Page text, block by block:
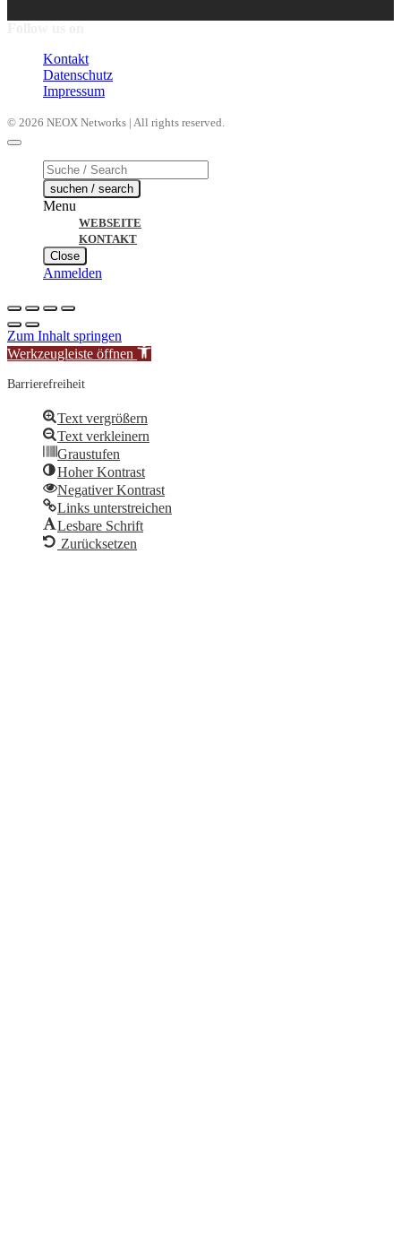
Kontakt
Datenschutz
Impressum
© 2026 NEOX Networks | All rights reserved.
Products
search
suchen / search
Menu
WEBSEITE
KONTAKT
Close
Anmelden
Zum Inhalt springen
Werkzeugleiste öffnen
Barrierefreiheit
Text vergrößern
Text verkleinern
Graustufen
Hoher Kontrast
Negativer Kontrast
Links unterstreichen
Lesbare Schrift
Zurücksetzen